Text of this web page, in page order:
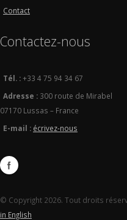
Contact
Contactez-nous
Tél. :+33 4 75 94 34 67
Adresse : 300 route de Mirabel
07170 Lussas – France
E-mail : écrivez-nous
© Copyright 2026. Tout droits
in English